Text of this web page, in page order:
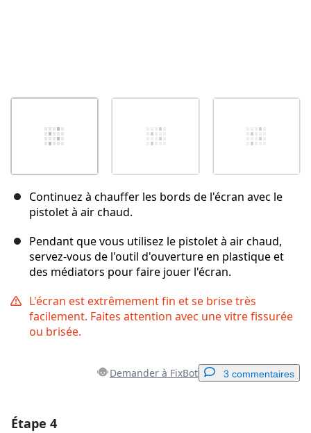
Continuez à chauffer les bords de l'écran avec le
pistolet à air chaud.
Pendant que vous utilisez le pistolet à air chaud,
servez-vous de l'outil d'ouverture en plastique et
des médiators pour faire jouer l'écran.
L'écran est extrêmement fin et se brise très
facilement. Faites attention avec une vitre fissurée
ou brisée.
Demander à FixBot 3 commentaires
Étape 4